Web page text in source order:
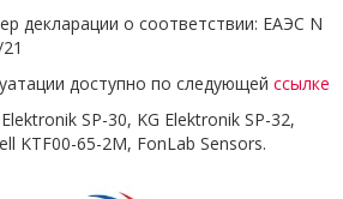
декларации о соответствии: ЕАЭС N
доступно по следующей ссылке
SP-30, KG Elektronik SP-32,
KTF00-65-2M, FonLab Sensors.